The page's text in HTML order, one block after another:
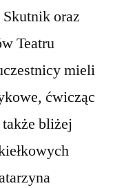
oraz
Teatru
mieli
ćwicząc
bliżej